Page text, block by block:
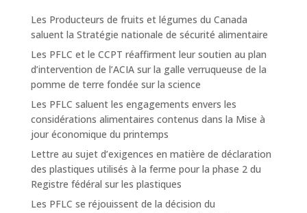
Les Producteurs de fruits et légumes du Canada
saluent la Stratégie nationale de sécurité alimentaire
Les PFLC et le CCPT réaffirment leur soutien au plan
d’intervention de l’ACIA sur la galle verruqueuse de la
pomme de terre fondée sur la science
Les PFLC saluent les engagements envers les
considérations alimentaires contenus dans la Mise à
jour économique du printemps
Lettre au sujet d’exigences en matière de déclaration
des plastiques utilisés à la ferme pour la phase 2 du
Registre fédéral sur les plastiques
Les PFLC se réjouissent de la décision du